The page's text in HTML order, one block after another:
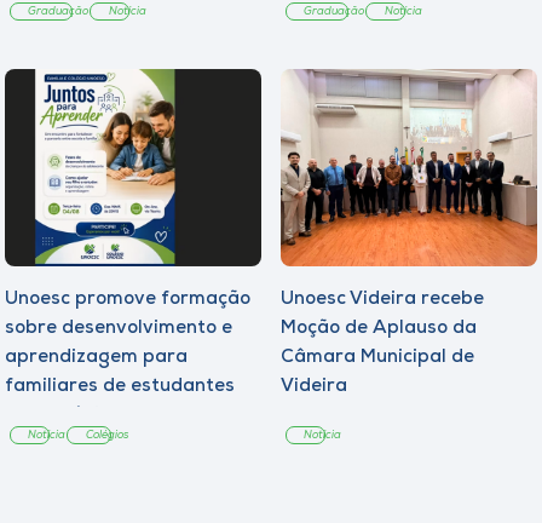
Graduação Notícia Graduação Notícia
Unoesc promove formação
sobre desenvolvimento e
aprendizagem para
familiares de estudantes
Notícia Colégios
Unoesc Videira recebe
Moção de Aplauso da
Câmara Municipal de
Videira
Notícia